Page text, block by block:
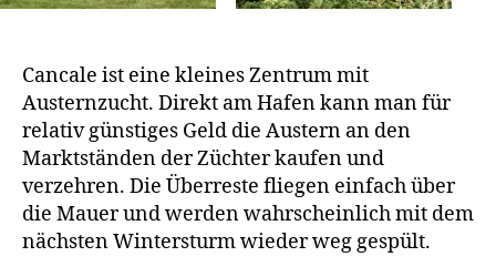
Cancale ist eine kleines Zentrum mit
Austernzucht. Direkt am Hafen kann man für
relativ günstiges Geld die Austern an den
Marktständen der Züchter kaufen und
verzehren. Die Überreste fliegen einfach über
die Mauer und werden wahrscheinlich mit dem
nächsten Wintersturm wieder weg gespült.